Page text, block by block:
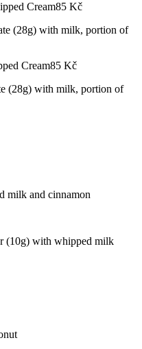
Cream85 Kč
(28g) with milk, portion of
Cream85 Kč
(28g) with milk, portion of
milk and cinnamon
(10g) with whipped milk